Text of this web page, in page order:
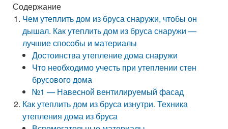
Содержание
Чем утеплить дом из бруса снаружи, чтобы он
дышал. Как утеплить дом из бруса снаружи —
лучшие способы и материалы
Достоинства утепление дома снаружи
Что необходимо учесть при утеплении стен
брусового дома
№1 — Навесной вентилируемый фасад
Как утеплить дом из бруса изнутри. Техника
утепления дома из бруса